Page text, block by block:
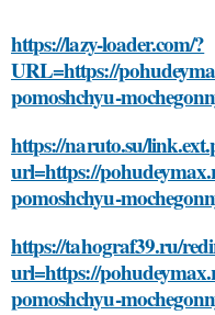
https://lazy-loader.com/?
URL=https://
pomoshchyu-
https://naruto.su/
url=https://
pomoshchyu-
https://tahograf39.ru/
url=https://
pomoshchyu-